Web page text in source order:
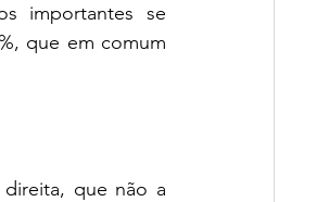
importantes se
que em comum
que não a